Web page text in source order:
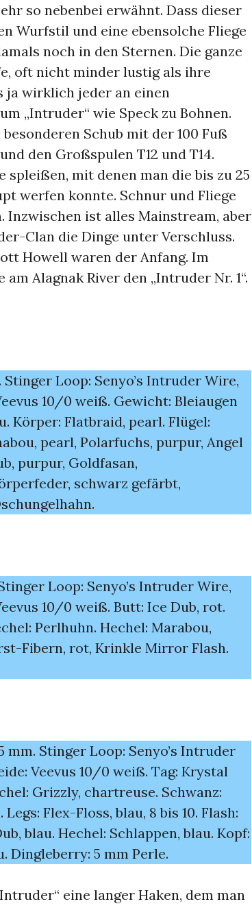
so nebenbei erwähnt. Dass dieser
Wurfstil und eine ebensolche Fliege
noch in den Sternen. Die ganze
oft nicht minder lustig als ihre
ja wirklich jeder an einen
„Intruder“ wie Speck zu Bohnen.
Schub mit der 100 Fuß
den Großspulen T12 und T14.
mit denen man die bis zu 25
werfen konnte. Schnur und Fliege
Inzwischen ist alles Mainstream, aber
Clan die Dinge unter Verschluss.
Howell waren der Anfang. Im
Alagnak River den „Intruder Nr. 1“.
Stinger Loop: Senyo’s Intruder Wire,
10/0 weiß. Gewicht: Bleiaugen
Körper: Flatbraid, pearl. Flügel:
pearl, Polarfuchs, purpur, Angel
purpur, Goldfasan,
schwarz gefärbt,
Loop: Senyo’s Intruder Wire,
10/0 weiß. Butt: Ice Dub, rot.
Perlhuhn. Hechel: Marabou,
Fibern, rot, Krinkle Mirror Flash.
mm. Stinger Loop: Senyo’s Intruder
Veevus 10/0 weiß. Tag: Krystal
Grizzly, chartreuse. Schwanz:
Flex-Floss, blau, 8 bis 10. Flash:
blau. Hechel: Schlappen, blau. Kopf:
Dingleberry: 5 mm Perle.
eine langer Haken, dem man